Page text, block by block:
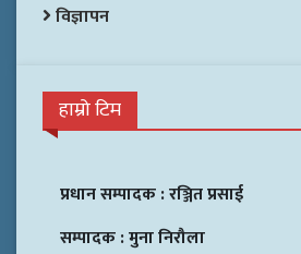
विज्ञापन
हाम्रो टिम
प्रधान सम्पादक :रञ्जित प्रसाई
सम्पादक :मुना निरौला